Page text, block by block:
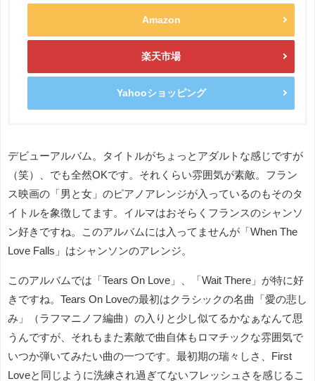
Amazon
楽天市場
Yahooショッピング
デビューアルバム。タイトルがちょっとアダルトな感じですが
（笑）、でも全然OKです。それくらい雰囲気が素敵。フラン
ス映画の「男と女」のピアノアレンジが入っているのもそのタ
イトルを象徴してます。イルマはおそらくフランスのシャンソ
ン好きですね。このアルバムには入ってませんが「When The
Love Falls」はシャンソンのアレンジ。
このアルバムでは「Tears On Love」、「Wait There」が特に好
きですね。Tears On Loveの最初はクラシックの名曲「愛の悲し
み」（ラフマニノフ編曲）の入りと少し似てるかなぁなんて思
うんですが、それもまた素敵で曲自体もロマチックな雰囲気で
いつか弾いてみたい曲の一つです。最初期の瑞々しさ、First
Loveと同じように洗練され過ぎてないフレッシュさを感じるこ